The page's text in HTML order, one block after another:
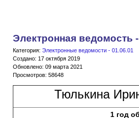
Электронная ведомость
Категория: Электронные ведомости - 01.06.01
Создано: 17 октября 2019
Обновлено: 09 марта 2021
Просмотров: 58648
Тюлькина
1 год